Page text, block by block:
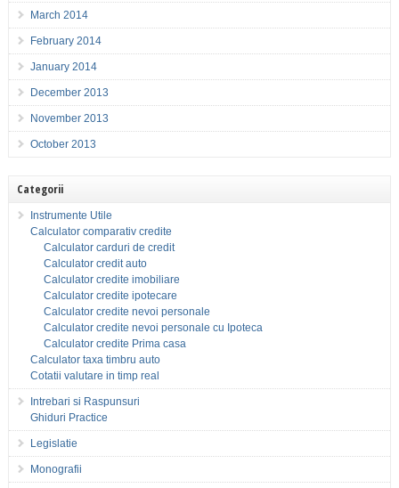
March 2014
February 2014
January 2014
December 2013
November 2013
October 2013
Categorii
Instrumente Utile
Calculator comparativ credite
Calculator carduri de credit
Calculator credit auto
Calculator credite imobiliare
Calculator credite ipotecare
Calculator credite nevoi personale
Calculator credite nevoi personale cu Ipoteca
Calculator credite Prima casa
Calculator taxa timbru auto
Cotatii valutare in timp real
Intrebari si Raspunsuri
Ghiduri Practice
Legislatie
Monografii